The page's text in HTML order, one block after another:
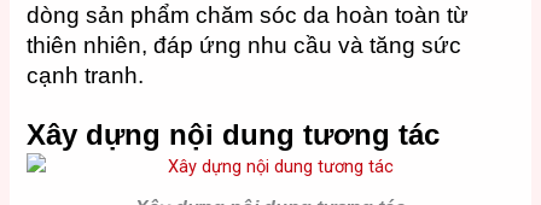
dòng sản phẩm chăm sóc da hoàn toàn từ
thiên nhiên, đáp ứng nhu cầu và tăng sức
cạnh tranh.
Xây dựng nội dung tương tác